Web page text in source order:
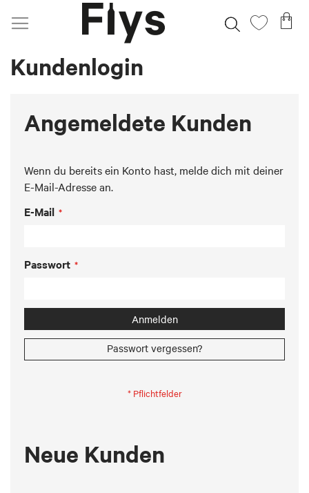
zum
Mein
Suche
Kundenlogin
Angemeldete Kunden
Wenn du bereits ein Konto hast, melde dich mit deiner
E-Mail-Adresse an.
E-Mail
Passwort
Anmelden
Passwort vergessen?
Neue Kunden